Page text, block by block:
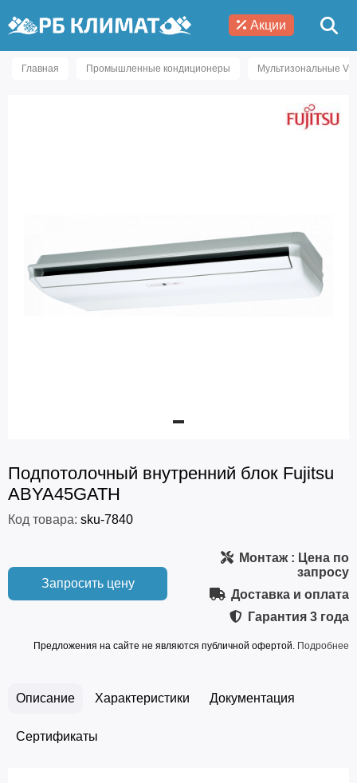
Акции
Главная Промышленные кондиционеры Мультизональные
Подпотолочный внутренний блок Fujitsu
ABYA45GATH
Код товара: sku-7840
Запросить цену
Монтаж: Цена по
запросу
Доставка и оплата
Гарантия 3 года
Предложения на сайте не являются публичной офертой. Подробнее
Описание Характеристики Документация
Сертификаты